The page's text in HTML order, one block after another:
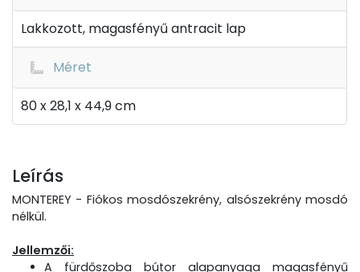
Lakkozott, magasfényű antracit lap
Méret
80 x 28,1 x 44,9 cm
Leírás
MONTEREY - Fiókos mosdószekrény, alsószekrény mosdó
nélkül.
Jellemzői:
A fürdőszoba bútor alapanyaga magasfényű